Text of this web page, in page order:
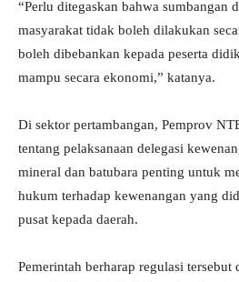
“Perlu ditegaskan bahwa sumbangan
masyarakat tidak boleh dilakukan
boleh dibebankan kepada peserta
mampu secara ekonomi,” katanya.
Di sektor pertambangan, Pemprov
tentang pelaksanaan delegasi
mineral dan batubara penting untuk
hukum terhadap kewenangan yang
pusat kepada daerah.
Pemerintah berharap regulasi tersebut